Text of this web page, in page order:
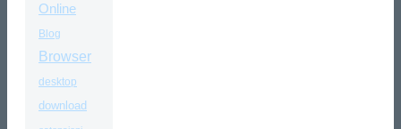
Online
Blog
Browser
desktop
download